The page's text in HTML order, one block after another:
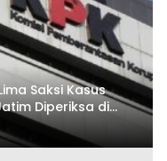
Saksi Kasus
Diperiksa di